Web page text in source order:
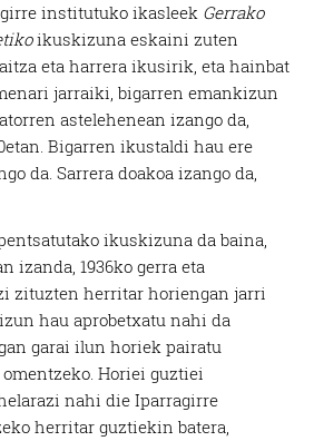
institutuko ikasleek Gerrako
ikuskizuna eskaini zuten
eta harrera ikusirik, eta hainbat
jarraiki, bigarren emankizun
astelehenean izango da,
Bigarren ikustaldi hau ere
da. Sarrera doakoa izango da,
ikuskizuna da baina,
izanda, 1936ko gerra eta
zituzten herritar horiengan jarri
hau aprobetxatu nahi da
garai ilun horiek pairatu
Horiei guztiei
nahi die Iparragirre
herritar guztiekin batera,